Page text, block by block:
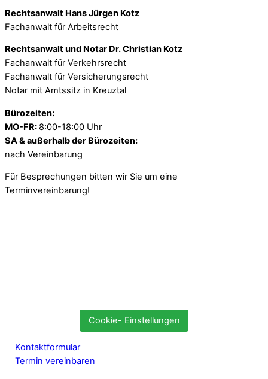
Rechtsanwalt Hans Jürgen Kotz
Fachanwalt für Arbeitsrecht
Rechtsanwalt und Notar Dr. Christian Kotz
Fachanwalt für Verkehrsrecht
Fachanwalt für Versicherungsrecht
Notar mit Amtssitz in Kreuztal
Bürozeiten:
MO-FR: 8:00-18:00 Uhr
SA & außerhalb der Bürozeiten:
nach Vereinbarung
Für Besprechungen bitten wir Sie um eine
Terminvereinbarung!
Cookie- Einstellungen
Kontaktformular
Termin vereinbaren